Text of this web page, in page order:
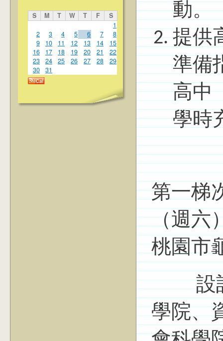
S M T W T F
S
1
2
3 4 5 6 7
8
9
10 11 12 13 14
15
16
17 18 19 20 21
22
23
24 25 26 27 28
29
30
31
動。
提供
準備
高中
學時
第一梯
（週六
桃園市
設計
學院、